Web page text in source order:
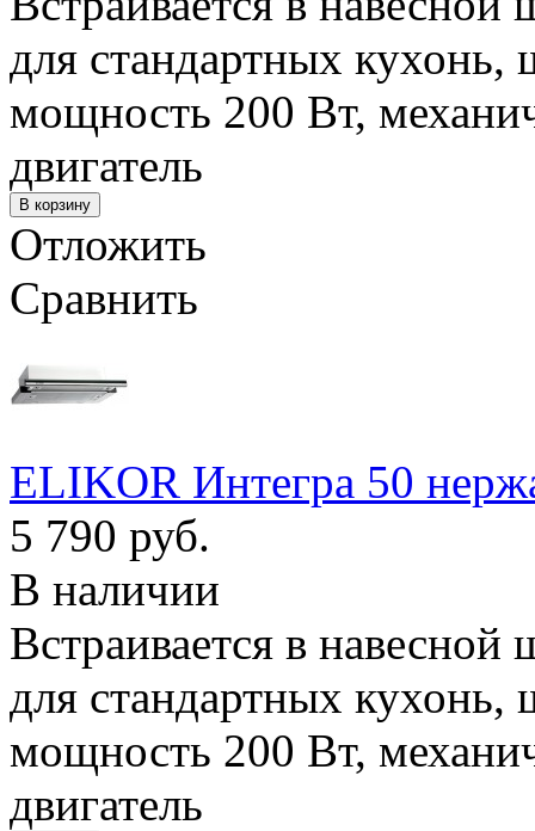
для стандартных
мощность 200 Вт,
двигатель
Отложить
Сравнить
ELIKOR Интегра 50
5 790 руб.
В наличии
Встраивается в
для стандартных
мощность 200 Вт,
двигатель